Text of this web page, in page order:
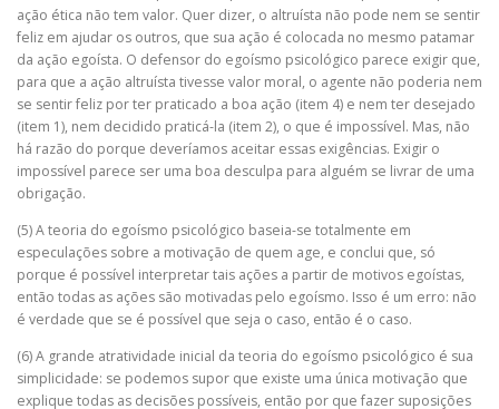
ação ética não tem valor. Quer dizer, o altruísta não pode nem se sentir
feliz em ajudar os outros, que sua ação é colocada no mesmo patamar
da ação egoísta. O defensor do egoísmo psicológico parece exigir que,
para que a ação altruísta tivesse valor moral, o agente não poderia nem
se sentir feliz por ter praticado a boa ação (item 4) e nem ter desejado
(item 1), nem decidido praticá-la (item 2), o que é impossível. Mas, não
há razão do porque deveríamos aceitar essas exigências. Exigir o
impossível parece ser uma boa desculpa para alguém se livrar de uma
obrigação.
(5) A teoria do egoísmo psicológico baseia-se totalmente em
especulações sobre a motivação de quem age, e conclui que, só
porque é possível interpretar tais ações a partir de motivos egoístas,
então todas as ações são motivadas pelo egoísmo. Isso é um erro: não
é verdade que se é possível que seja o caso, então é o caso.
(6) A grande atratividade inicial da teoria do egoísmo psicológico é sua
simplicidade: se podemos supor que existe uma única motivação que
explique todas as decisões possíveis, então por que fazer suposições